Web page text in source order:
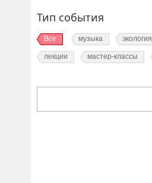
Тип события
Все музыка экология
лекции мастер-классы